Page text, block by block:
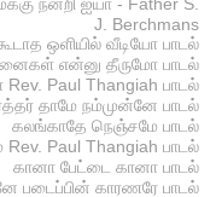
J. Berchmans
ஒளியில் வீடியோ பாடல்
என்னு தீருமோ பாடல்
Paul Thangiah பாடல்
தாமே நம்முன்னே பாடல்
கலங்காதே நெஞ்சமே பாடல்
Rev. Paul Thangiah பாடல்
கானா பேட்டை கானா பாடல்
படைப்பின் காரணரே பாடல்